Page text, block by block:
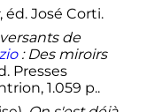
, éd. José Corti.
de
: Des miroirs
Presses
1.059 p..